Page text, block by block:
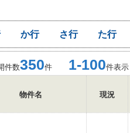
か行 さ行 た行
件数350件 1-100件表示
物件名 現況